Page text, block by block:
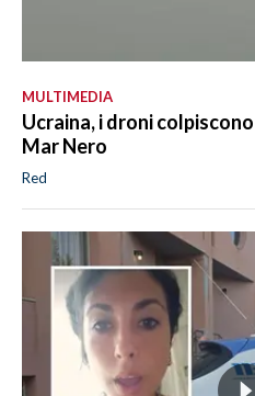
MULTIMEDIA
Ucraina, i droni
Mar Nero
Red